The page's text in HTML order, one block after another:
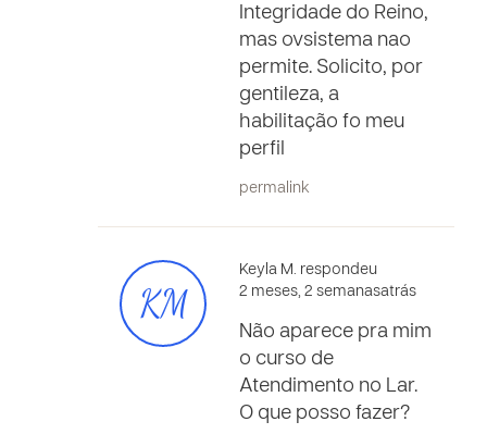
Integridade do Reino,
mas ovsistema nao
permite. Solicito, por
gentileza, a
habilitação fo meu
perfil
permalink
KM
Keyla M. respondeu
2 meses, 2 semanasatrás
Não aparece pra mim
o curso de
Atendimento no Lar.
O que posso fazer?